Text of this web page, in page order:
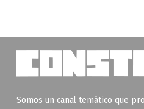
Somos un canal temático que